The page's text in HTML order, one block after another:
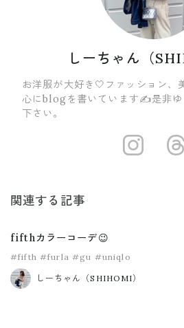
しーちゃん（
お洋服が大好き🤍ファッション、
心にblogを書いています✍️是非ゆ
下さい。
関連する記事
fifthカラーコーデ😉
#fifth #furla #gu #uniqlo
しーちゃん（SHIHOMI）